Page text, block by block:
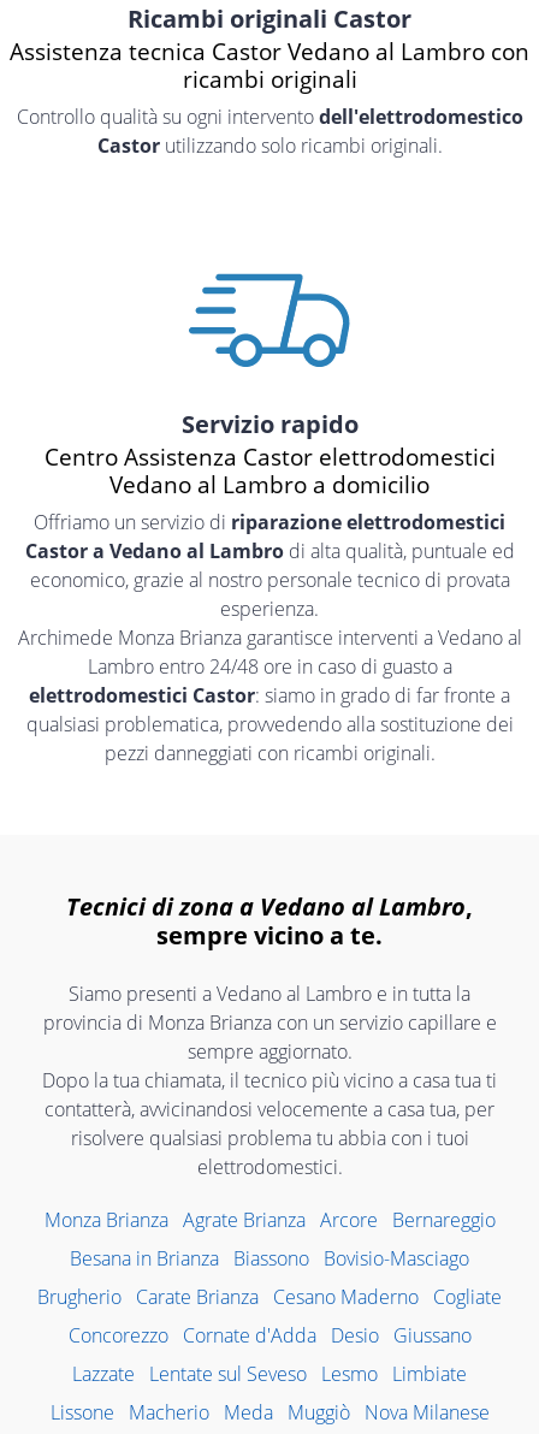
Ricambi originali Castor
Assistenza tecnica Castor Vedano al Lambro con
ricambi originali
Controllo qualità su ogni interventodell'elettrodomestico
Castorutilizzando solo ricambi originali.
Servizio rapido
Centro Assistenza Castor elettrodomestici
Vedano al Lambro a domicilio
Offriamo un servizio di riparazione elettrodomestici
Castor a Vedano al Lambrodi alta qualità, puntuale ed
economico, grazie al nostro personale tecnico di provata
esperienza.
Archimede Monza Brianza garantisce interventi a Vedano al
Lambro entro 24/48 ore in caso di guasto a
elettrodomestici Castor: siamo in grado di far fronte a
qualsiasi problematica, provvedendo alla sostituzione dei
pezzi danneggiati con ricambi originali.
Tecnici di zona a Vedano al Lambro,
sempre vicino a te.
Siamo presenti a Vedano al Lambro e in tutta la
provincia di Monza Brianza con un servizio capillare e
sempre aggiornato.
Dopo la tua chiamata, il tecnico più vicino a casa tua ti
contatterà, avvicinandosi velocemente a casa tua, per
risolvere qualsiasi problema tu abbia con i tuoi
elettrodomestici.
Monza Brianza Agrate Brianza Arcore
Bernareggio
Besana in Brianza Biassono Bovisio-Masciago
Brugherio Carate Brianza Cesano Maderno Cogliate
Concorezzo
Cornate d'Adda Desio
Giussano
Lazzate
Lentate sul Seveso Lesmo Limbiate
Lissone
Macherio Meda Muggiò Nova Milanese